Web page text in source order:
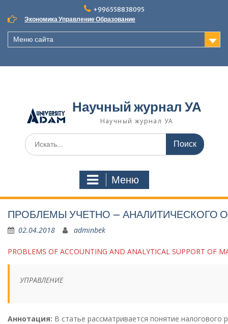
+996558838095
Экономика Управление Образование
Меню сайта
Научный журнал УА
Научный журнал УА
Поиск
для:
Меню
ПРОБЛЕМЫ УЧЕТНО – АНАЛИТИЧЕСКОГО
02.04.2018 adminbek
PROBLEMS OF ACCOUNTING AND ANALYTICAL SUPPORT OF
УПРАВЛЕНИЕ
Аннотация: В статье рассматривается понятие налогового